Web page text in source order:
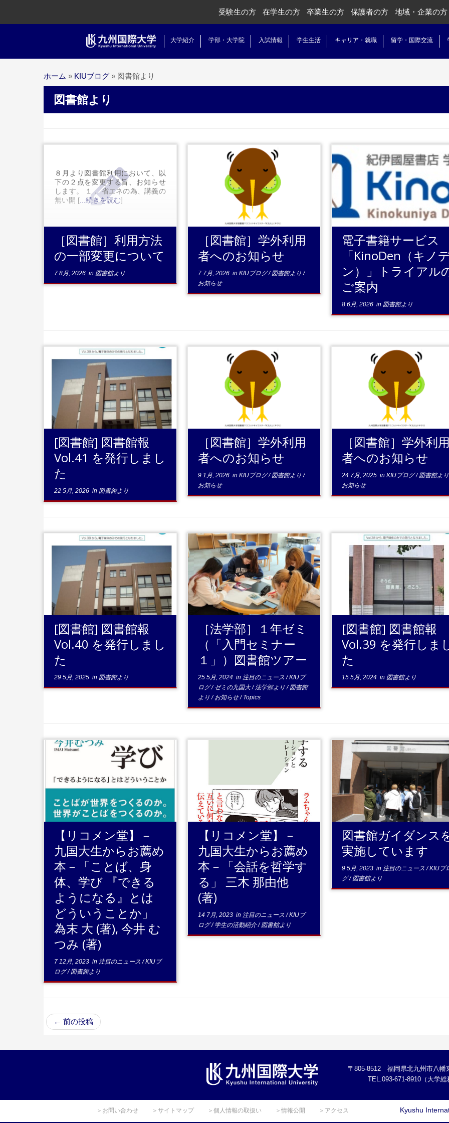
受験生の方 在学生の方 卒業生の方 保護者の方 地域・企業の方
大学紹介 学部・大学院 入試情報 学生生活 キャリア・就職 留学・国際交流
ホーム » KIUブログ » 図書館より
図書館より
８月より図書館利用において、以
下の２点を変更する旨、お知らせ
します。 １． 省エネの為、講義の
無い開 [ ...続きを読む]
［図書館］利用方法
の一部変更について
7 8月, 2026 in 図書館より
...続きを読む
［図書館］学外利用
者へのお知らせ
7 7月, 2026 inKIUブログ/図書館より/
お知らせ
...続きを読む
電子書籍サービス
「KinoDen（キノ
ン）」トライアル
ご案内
8 6月, 2026 in 図書館より
...続きを読む
[図書館] 図書館報
Vol.41 を発行しまし
た
22 5月, 2026 in 図書館より
...続きを読む
［図書館］学外利用
者へのお知らせ
9 1月, 2026 inKIUブログ/図書館より/
お知らせ
...続きを読む
［図書館］学外利
者へのお知らせ
24 7月, 2025 inKIUブログ/図書館よ
お知らせ
...続きを読む
[図書館] 図書館報
Vol.40 を発行しまし
た
29 5月, 2025 in 図書館より
...続きを読む
［法学部］１年ゼミ
（「入門セミナー
１」）図書館ツアー
25 5月, 2024 in 注目のニュース/KIUブ
ログ/ゼミの九国大/法学部より/図書館
より/お知らせ/Topics
...続きを読む
[図書館] 図書館報
Vol.39 を発行しま
た
15 5月, 2024 in 図書館より
【リコメン堂】－
九国大生からお薦め
本－「ことば、身
体、学び 『できる
ようになる』とは
どういうことか」
為末 大 (著), 今井 む
つみ (著)
7 12月, 2023 in 注目のニュース/KIUブ
ログ/図書館より
...続きを読む
【リコメン堂】－
九国大生からお薦め
本－「会話を哲学す
る」 三木 那由他
(著)
14 7月, 2023 in 注目のニュース/KIUブ
ログ/学生の活動紹介/図書館より
...続きを読む
図書館ガイダンス
実施しています
9 5月, 2023 in 注目のニュース/KIUブ
グ/図書館より
← 前の投稿
〒805-8512 福岡県北九州市八幡
TEL.093-671-8910（大学
＞お問い合わせ ＞サイトマップ ＞個人情報の取扱い ＞情報公開 ＞アクセス Kyushu